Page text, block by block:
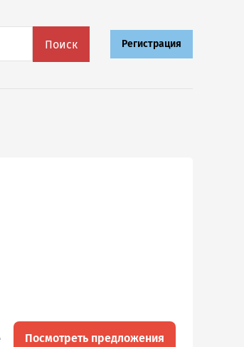
Поиск Регистрация
Посмотреть предложения